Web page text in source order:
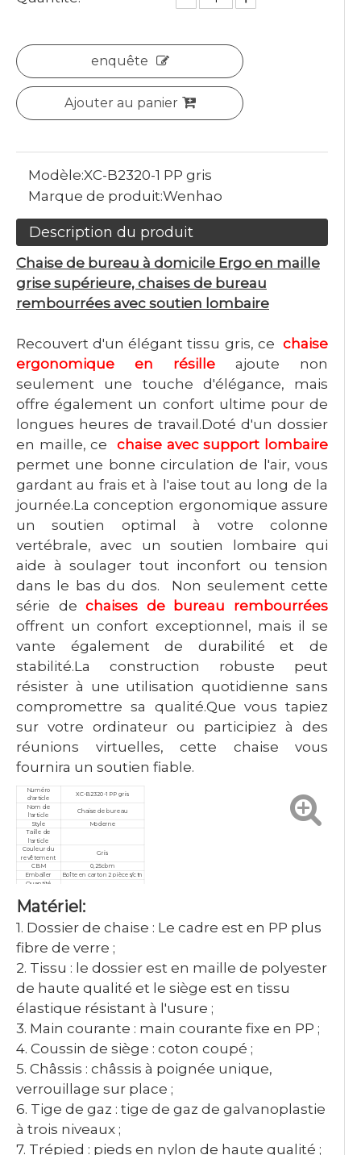
enquête
Ajouter au panier
Modèle:XC-B2320-1 PP gris
Marque de produit:Wenhao
Description du produit
Chaise de bureau à domicile Ergo en maille
grise supérieure, chaises de bureau
rembourrées avec soutien lombaire
Recouvert d'un élégant tissu gris, ce chaise
ergonomique en résille ajoute non
seulement une touche d'élégance, mais
offre également un confort ultime pour de
longues heures de travail.Doté d'un dossier
en maille, ce chaise avec support lombaire
permet une bonne circulation de l'air, vous
gardant au frais et à l'aise tout au long de la
journée.La conception ergonomique assure
un soutien optimal à votre colonne
vertébrale, avec un soutien lombaire qui
aide à soulager tout inconfort ou tension
dans le bas du dos. Non seulement cette
série dechaises de bureau rembourrées
offrent un confort exceptionnel, mais il se
vante également de durabilité et de
stabilité.La construction robuste peut
résister à une utilisation quotidienne sans
compromettre sa qualité.Que vous tapiez
sur votre ordinateur ou participiez à des
réunions virtuelles, cette chaise vous
fournira un soutien fiable.
Numéro
d'article
XC-B2320-1 PP gris
Nom de
l'article
Chaise de bureau
Style
Moderne
Taille de
l'article
Couleur du
revêtement
Gris
CBM
0,25cbm
Emballer Boîte en carton 2 pièces/ctn
Quantité
commande
garantie
Certificat
ISO9001/ISO14001/ISO18001
Matériel:
1. Dossier de chaise : Le cadre est en PP plus
fibre de verre ;
2. Tissu : le dossier est en maille de polyester
de haute qualité et le siège est en tissu
élastique résistant à l'usure ;
3. Main courante : main courante fixe en PP ;
4. Coussin de siège : coton coupé ;
5. Châssis : châssis à poignée unique,
verrouillage sur place ;
6. Tige de gaz : tige de gaz de galvanoplastie
à trois niveaux ;
7. Trépied : pieds en nylon de haute qualité ;